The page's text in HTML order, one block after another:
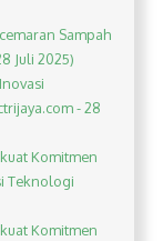
Sampah
Juli 2025)
- 28
Komitmen
Teknologi
Komitmen